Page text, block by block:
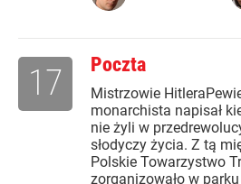
Poczta
Mistrzowie
monarchista napisał
nie żyli w
słodyczy życia. Z tą
Polskie Towarzystwo
zorganizowało w
17